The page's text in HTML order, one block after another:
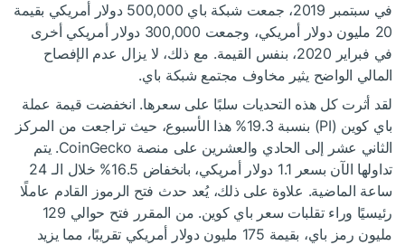
في سبتمبر 2019، جمعت شبكة باي 500,000 دولار أمريكي بقيمة
20 مليون دولار أمريكي، وجمعت 300,000 دولار أمريكي أخرى
في فبراير 2020، بنفس القيمة. مع ذلك، لا يزال عدم الإفصاح
المالي الواضح يثير مخاوف مجتمع شبكة باي.
لقد أثرت كل هذه التحديات سلبًا على سعرها. انخفضت قيمة عملة
باي كوين (PI) بنسبة 19.3% هذا الأسبوع، حيث تراجعت من المركز
الثاني عشر إلى الحادي والعشرين على منصة CoinGecko. يتم
تداولها الآن بسعر 1.1 دولار أمريكي، بانخفاض 16.5% خلال الـ 24
ساعة الماضية. علاوة على ذلك، يُعد حدث فتح الرموز القادم عاملًا
رئيسيًا وراء تقلبات سعر باي كوين. من المقرر فتح حوالي 129
مليون رمز باي، بقيمة 175 مليون دولار أمريكي تقريبًا، مما يزيد